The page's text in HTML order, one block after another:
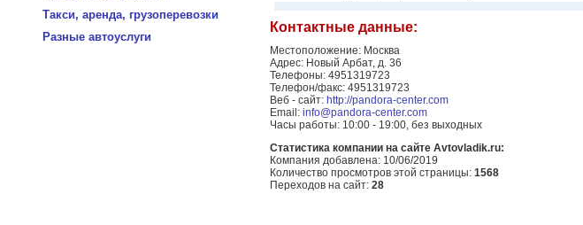
Такси, аренда, грузоперевозки
Разные автоуслуги
Контактные данные:
Местоположение: Москва
Адрес: Новый Арбат, д. 36
Телефоны: 4951319723
Телефон/факс: 4951319723
Веб - сайт: http://pandora-center.com
Email: info@pandora-center.com
Часы работы: 10:00 - 19:00, без выходных
Статистика компании на сайте Avtovladik.ru:
Компания добавлена: 10/06/2019
Количество просмотров этой страницы: 1568
Переходов на сайт: 28